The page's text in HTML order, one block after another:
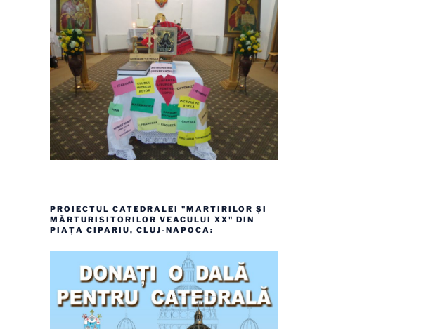
PROIECTUL CATEDRALEI "MARTIRILOR ȘI
MĂRTURISITORILOR VEACULUI XX" DIN
PIAȚA CIPARIU, CLUJ-NAPOCA: